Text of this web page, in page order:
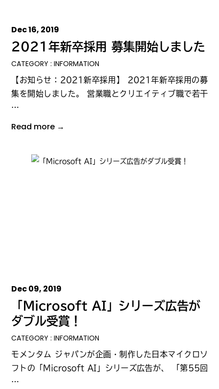
Dec 16, 2019
2021年新卒採用 募集開始しました
CATEGORY : INFORMATION
【お知らせ：2021新卒採用】 2021年新卒採用の募
集を開始しました。 営業職とクリエイティブ職で若干
…
Read more →
Dec 09, 2019
「Microsoft AI」シリーズ広告が
ダブル受賞！
CATEGORY : INFORMATION
モメンタム ジャパンが企画・制作した日本マイクロソ
フトの「Microsoft AI」シリーズ広告が、 「第55回
…